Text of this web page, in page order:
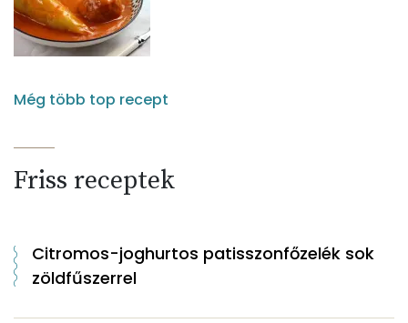
Még több top recept
Friss receptek
Citromos-joghurtos patisszonfőzelék sok
zöldfűszerrel